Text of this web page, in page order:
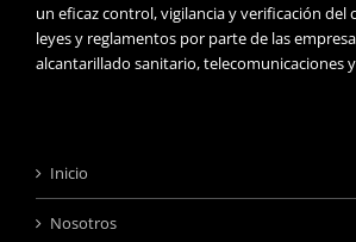
un eficaz control, vigilancia y verificación del
leyes y reglamentos por parte de las
alcantarillado sanitario, telecomunicaciones
Inicio
Nosotros